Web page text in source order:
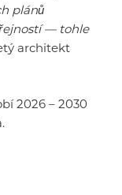
plánů
— tohle
architekt
2026 – 2030